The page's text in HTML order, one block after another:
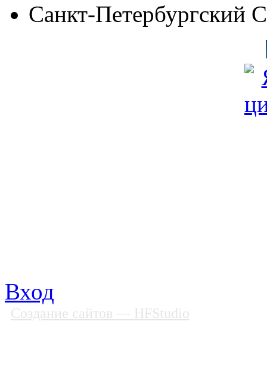
Санкт-Петербургский
Вход
Создание сайтов — HFStudio